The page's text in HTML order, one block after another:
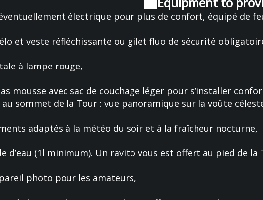
électrique pour plus de confort, équipé de
et veste réfléchissante ou gilet fluo de sécurité
à lampe rouge,
mousse avec sac de couchage léger pour s’installer
au sommet de la Tour : vue panoramique sur la voûte
adaptés à la météo du soir et à la fraîcheur nocturne,
d’eau (1l minimum). Un ravito vous est offert au pied de la
photo pour les amateurs,